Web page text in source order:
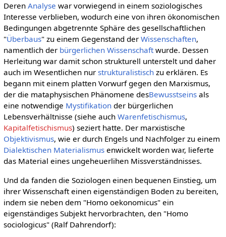
Deren Analyse war vorwiegend in einem soziologisches
Interesse verblieben, wodurch eine von ihren ökonomischen
Bedingungen abgetrennte Sphäre des gesellschaftlichen
"Überbaus" zu einem Gegenstand der Wissenschaften,
namentlich der bürgerlichen Wissenschaftwurde. Dessen
Herleitung war damit schon strukturell unterstelt und daher
auch im Wesentlichen nur strukturalistischzu erklären. Es
begann mit einem platten Vorwurf gegen den Marxismus,
der die mataphysischen Phänomene desBewusstseinsals
eine notwendige Mystifikationder bürgerlichen
Lebensverhältnisse (siehe auch Warenfetischismus,
Kapitalfetischismus) seziert hatte. Der marxistische
Objektivismus, wie er durch Engels und Nachfolger zu einem
Dialektischen Materialismusenwickelt worden war, lieferte
das Material eines ungeheuerlihen Missverständnisses.
Und da fanden die Soziologen einen bequenen Einstieg, um
ihrer Wissenschaft einen eigenständigen Boden zu bereiten,
indem sie neben dem "Homo oekonomicus" ein
eigenständiges Subjekt hervorbrachten, den "Homo
sociologicus" (Ralf Dahrendorf):